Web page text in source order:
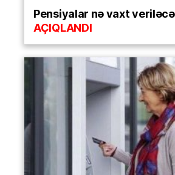
Pensiyalar nə vaxt
AÇIQLANDI